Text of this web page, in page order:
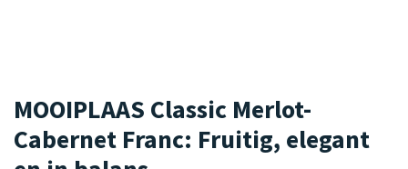
MOOIPLAAS Classic Merlot-
Cabernet Franc: Fruitig, elegant